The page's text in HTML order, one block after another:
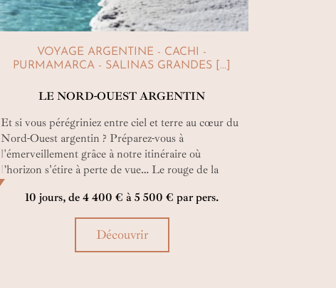
VOYAGE ARGENTINE - CACHI -
PURMAMARCA - SALINAS GRANDES [...]
LE NORD-OUEST ARGENTIN
Et si vous pérégriniez entre ciel et terre au cœur du
Nord-Ouest argentin ? Préparez-vous à
l'émerveillement grâce à notre itinéraire où
l’horizon s'étire à perte de vue… Le rouge de la
roche, le bleu du ciel et le blanc d’un désert de sel
créeront un contraste de couleurs qui ne pourront
qu’accentuer votre curiosité.
10 jours, de 4 400 € à 5 500 € par pers.
Découvrir